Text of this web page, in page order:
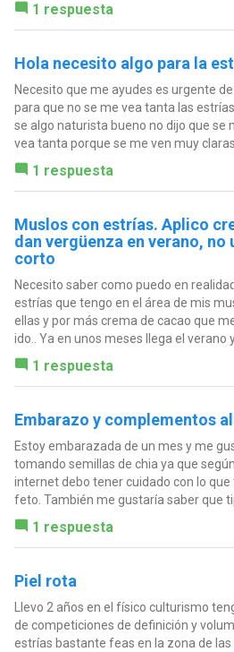
1 respuesta
Hola necesito algo para la
Necesito que me ayudes es urgente
para que no se me vea tanta las
se algo naturista bueno no dijo que se
vea tanta porque se me ven muy claras
1 respuesta
Muslos con estrías. Aplico
dan vergüenza en verano,
corto
Necesito saber como puedo en
estrías que tengo en el área de mis
ellas y por más crema de cacao que
ido.. Ya en unos meses llega el verano
1 respuesta
Embarazo y complementos
Estoy embarazada de un mes y me
tomando semillas de chia ya que
internet debo tener cuidado con lo
feto. También me gustaría saber que
1 respuesta
Piel rota
Llevo 2 años en el físico culturismo
de competiciones de definición y
estrías bastante feas en la zona de las